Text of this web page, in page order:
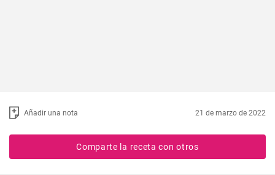
Añadir una nota 21 de marzo de 2022
Comparte la receta con otros